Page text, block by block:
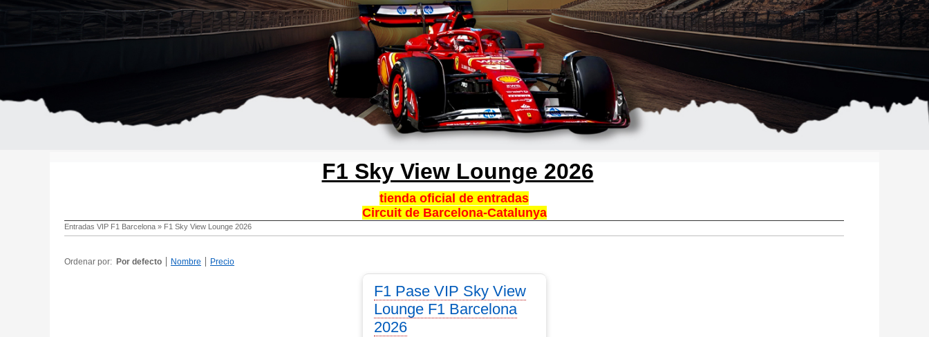
F1 Sky View Lounge 2026
tienda oficial de entradas
Circuit de Barcelona-Catalunya
Entradas VIP F1 Barcelona » F1 Sky View Lounge 2026
Ordenar por: Por defecto Nombre Precio
F1 Pase VIP Sky View
Lounge F1 Barcelona
2026